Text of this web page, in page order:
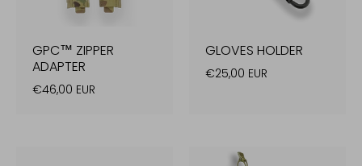
GPC™ ZIPPER
ADAPTER
€46,00 EUR
GLOVES HOLDER
€25,00 EUR